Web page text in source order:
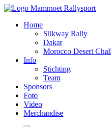
Home
Silkway Rally
Dakar
Morocco Desert
Info
Stichting
Team
Sponsors
Foto
Video
Merchandise